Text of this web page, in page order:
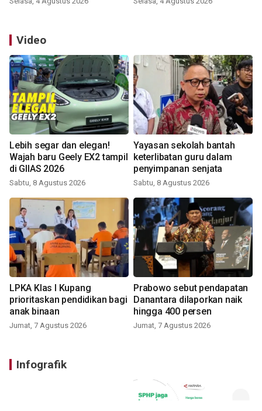
Video
Lebih segar dan elegan!
Wajah baru Geely EX2 tampil
di GIIAS 2026
Sabtu, 8 Agustus 2026
Yayasan sekolah bantah
keterlibatan guru dalam
penyimpanan senjata
Sabtu, 8 Agustus 2026
LPKA Klas I Kupang
prioritaskan pendidikan bagi
anak binaan
Jumat, 7 Agustus 2026
Prabowo sebut pendapatan
Danantara dilaporkan naik
hingga 400 persen
Jumat, 7 Agustus 2026
Infografik